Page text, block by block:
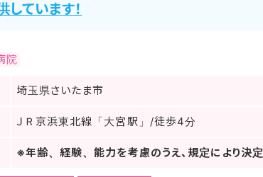
ています！
院
埼玉県さいたま市
ＪＲ京浜東北線「大宮駅」/徒歩4分
※年齢、経験、能力を考慮のうえ、規定により決定